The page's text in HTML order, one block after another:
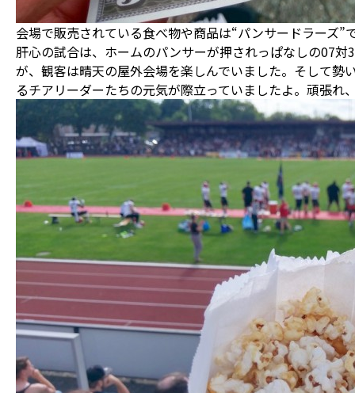
会場で販売されている食べ物や商品は“パンサードラーズ
肝心の試合は、ホームのパンサーが押されっぱなしの07
が、観客は晴天の屋外会場を楽しんでいました。そして
るチアリーダーたちの元気が際立っていましたよ。頑張れ